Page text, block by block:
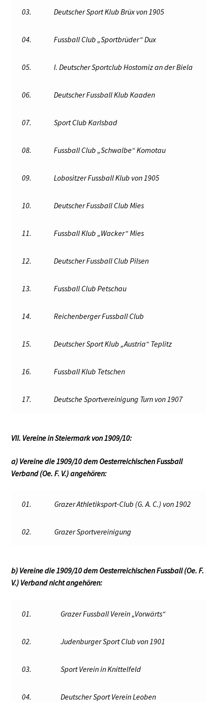
03. Deutscher Sport Klub Brüx von 1905
04. Fussball Club „Sportbrüder“ Dux
05. I. Deutscher Sportclub Hostomiz an der Biela
06. Deutscher Fussball Klub Kaaden
07. Sport Club Karlsbad
08. Fussball Club „Schwalbe“ Komotau
09. Lobositzer Fussball Klub von 1905
10. Deutscher Fussball Club Mies
11. Fussball Klub „Wacker“ Mies
12. Deutscher Fussball Club Pilsen
13. Fussball Club Petschau
14. Reichenberger Fussball Club
15. Deutscher Sport Klub „Austria“ Teplitz
16. Fussball Klub Tetschen
17. Deutsche Sportvereinigung Turn von 1907
VII. Vereine in Steiermark von 1909/10:
a) Vereine die 1909/10 dem Oesterreichischen Fussball
Verband (Oe. F. V.) angehören:
01. Grazer Athletiksport-Club (G. A. C.) von 1902
02. Grazer Sportvereinigung
b) Vereine die 1909/10 dem Oesterreichischen Fussball (Oe. F.
V.) Verband nicht angehören:
01. Grazer Fussball Verein „Vorwärts“
02. Judenburger Sport Club von 1901
03. Sport Verein in Knittelfeld
04. Deutscher Sport Verein Leoben